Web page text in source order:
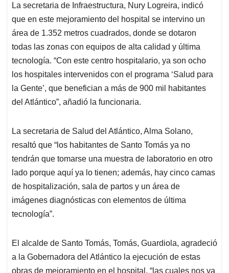
La secretaria de Infraestructura, Nury Logreira, indicó
que en este mejoramiento del hospital se intervino un
área de 1.352 metros cuadrados, donde se dotaron
todas las zonas con equipos de alta calidad y última
tecnología. “Con este centro hospitalario, ya son ocho
los hospitales intervenidos con el programa ‘Salud para
la Gente’, que benefician a más de 900 mil habitantes
del Atlántico”, añadió la funcionaria.
La secretaria de Salud del Atlántico, Alma Solano,
resaltó que “los habitantes de Santo Tomás ya no
tendrán que tomarse una muestra de laboratorio en otro
lado porque aquí ya lo tienen; además, hay cinco camas
de hospitalización, sala de partos y un área de
imágenes diagnósticas con elementos de última
tecnología”.
El alcalde de Santo Tomás, Tomás, Guardiola, agradeció
a la Gobernadora del Atlántico la ejecución de estas
obras de mejoramiento en el hospital, “las cuales nos va